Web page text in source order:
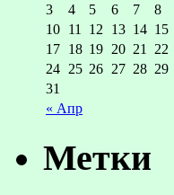
« Апр
3
4 5 6 7 8
10 11 12 13 14 15
17 18 19 20 21 22
24 25 26 27 28 29
31
Метки